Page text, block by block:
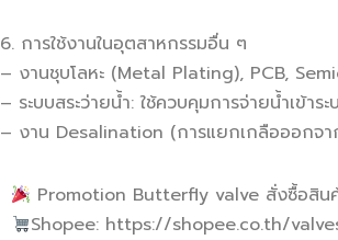
6. การใช้งานในอุตสาหกรรมอื่น ๆ
– งานชุบโลหะ (Metal Plating), PCB,
– ระบบสระว่ายน้ำ: ใช้ควบคุมการจ่ายน้ำเข้าร
– งาน Desalination (การแยกเกลือออกจาก
Promotion Butterfly valve สั่งซื้อสิน
Shopee: https://shopee.co.th/